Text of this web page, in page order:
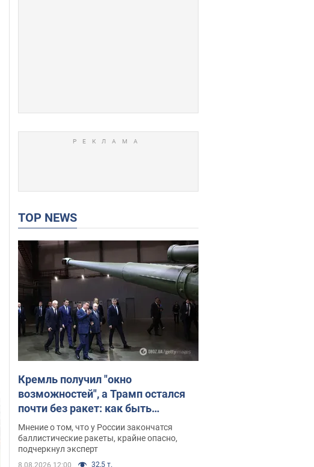
TOP NEWS
Кремль получил "окно
возможностей", а Трамп остался
почти без ракет: как быть
Украине? Интервью с Мельником
Мнение о том, что у России закончатся
баллистические ракеты, крайне опасно,
подчеркнул эксперт
8.08.2026 12:00 32,5 т.